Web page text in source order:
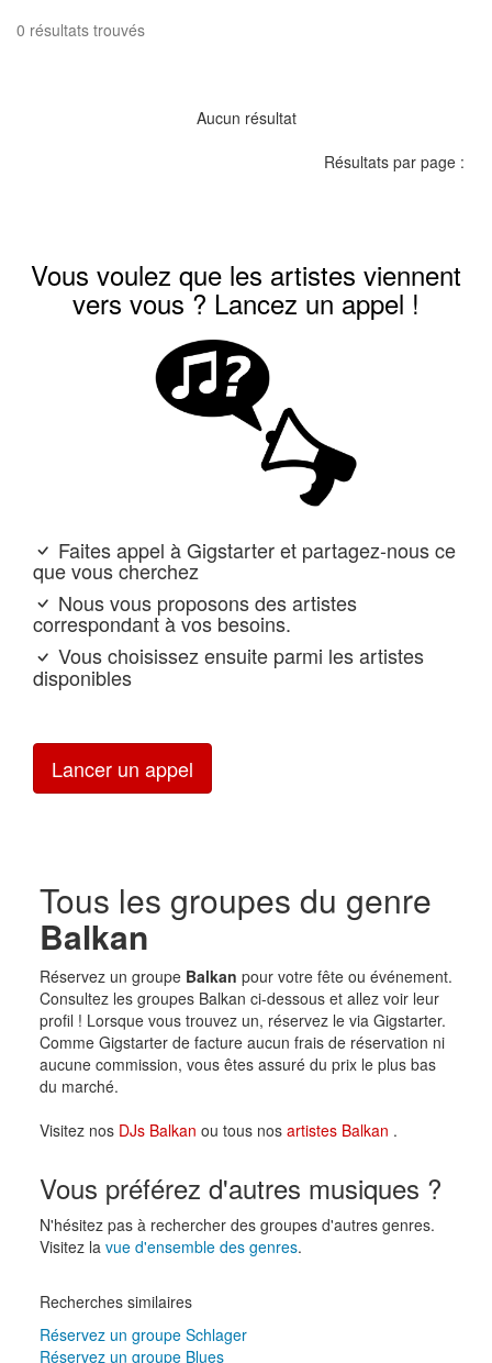
0 résultats trouvés
Aucun résultat
Résultats par page :
Vous voulez que les artistes viennent
vers vous ? Lancez un appel !
Faites appel à Gigstarter et partagez-nous ce
que vous cherchez
Nous vous proposons des artistes
correspondant à vos besoins.
Vous choisissez ensuite parmi les artistes
disponibles
Lancer un appel
Tous les groupes du genre
Balkan
Réservez un groupe Balkan pour votre fête ou événement.
Consultez les groupes Balkan ci-dessous et allez voir leur
profil ! Lorsque vous trouvez un, réservez le via Gigstarter.
Comme Gigstarter de facture aucun frais de réservation ni
aucune commission, vous êtes assuré du prix le plus bas
du marché.
Visitez nos DJs Balkan ou tous nos artistes Balkan .
Vous préférez d'autres musiques ?
N'hésitez pas à rechercher des groupes d'autres genres.
Visitez la vue d'ensemble des genres.
Recherches similaires
Réservez un groupe Schlager
Réservez un groupe Blues